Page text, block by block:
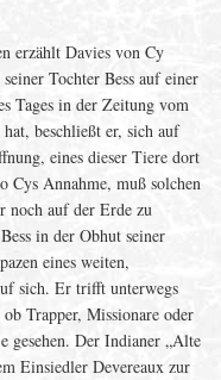
erzählt Davies von Cy
Tochter Bess auf einer
Tages in der Zeitung vom
beschließt er, sich auf
eines dieser Tiere dort
Cys Annahme, muß solchen
noch auf der Erde zu
in der Obhut seiner
eines weiten,
sich. Er trifft unterwegs
Trapper, Missionare oder
gesehen. Der Indianer „Alte
Einsiedler Devereaux zur